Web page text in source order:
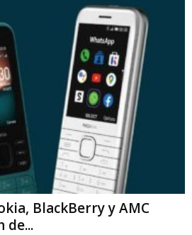
BlackBerry y AMC
de...